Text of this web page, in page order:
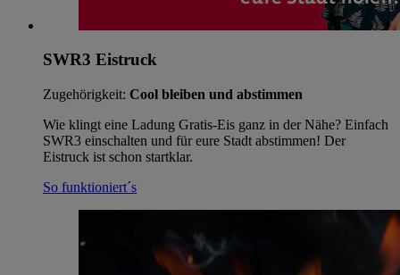
SWR3 Eistruck
Zugehörigkeit: Cool bleiben und abstimmen
Wie klingt eine Ladung Gratis-Eis ganz in der Nähe? Einfach
SWR3 einschalten und für eure Stadt abstimmen! Der
Eistruck ist schon startklar.
So funktioniert´s